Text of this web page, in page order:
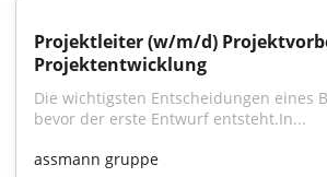
Projektleiter (w/m/d)
Projektentwicklung
Die wichtigsten Entscheidungen eines
bevor der erste Entwurf entsteht.﻿In...
assmann gruppe